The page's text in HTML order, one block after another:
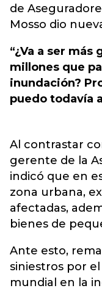
de
Mosso dio
“¿Va a ser más
millones que
inundación?
puedo todavía
Al contrastar
gerente de la
indicó que en
zona urbana,
afectadas,
bienes de
Ante esto,
siniestros por
mundial en la